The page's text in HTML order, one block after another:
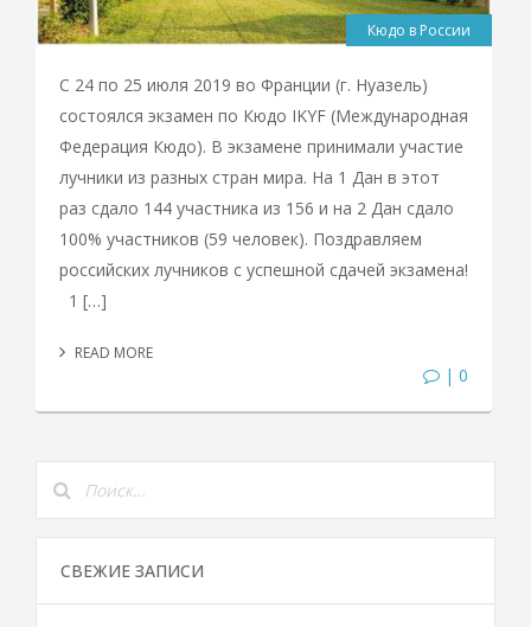
Кюдо в России
С 24 по 25 июля 2019 во Франции (г. Нуазель)
состоялся экзамен по Кюдо IKYF (Международная
Федерация Кюдо). В экзамене принимали участие
лучники из разных стран мира. На 1 Дан в этот
раз сдало 144 участника из 156 и на 2 Дан сдало
100% участников (59 человек). Поздравляем
российских лучников с успешной сдачей экзамена!
1 […]
READ MORE
| 0
СВЕЖИЕ ЗАПИСИ